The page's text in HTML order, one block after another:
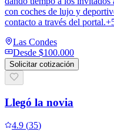
con coches de lujo y
contacto a través del
Las Condes
Desde $100.000
Solicitar cotización
Llegó la novia
4.9 (35)